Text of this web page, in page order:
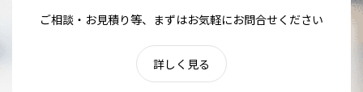
ご相談・お見積り等、まずはお気軽にお問合せください
詳しく見る